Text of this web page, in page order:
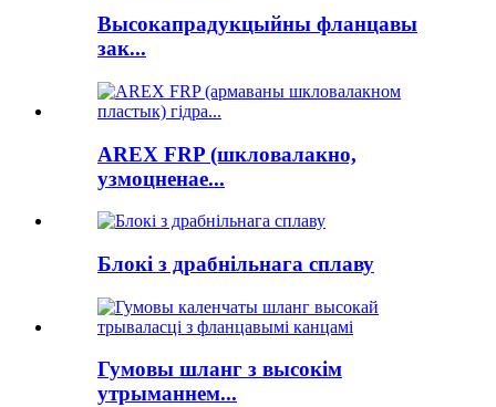
Высокапрадукцыйны фланцавы
зак...
AREX FRP (шкловалакно,
узмоцненае...
Блокі з драбнільнага сплаву
Гумовы шланг з высокім
утрыманнем...